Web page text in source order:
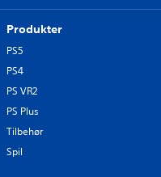
Produkter
PS5
PS4
PS VR2
PS Plus
Tilbehør
Spil